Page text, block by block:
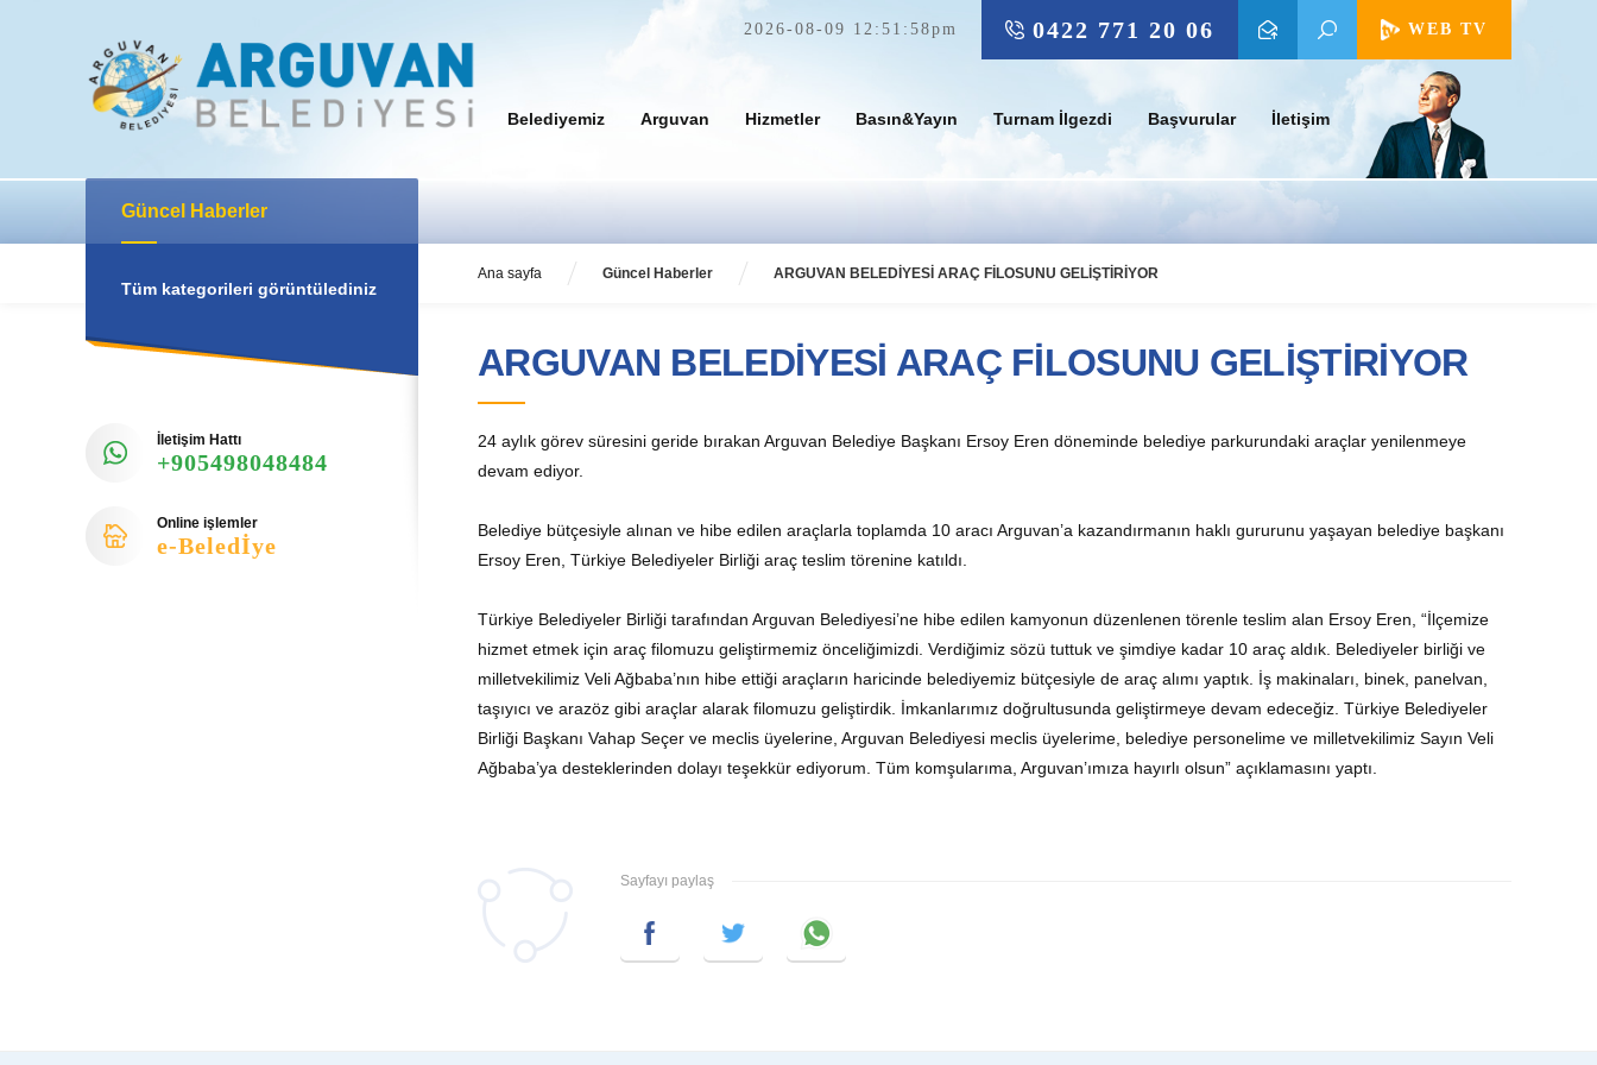
WEB TV
0422 771 20 06
2026-08-09 12:51:58pm
Belediyemiz Arguvan Hizmetler Basın&Yayın Turnam İlgezdi Başvurular İletişim
Ana sayfa Güncel Haberler ARGUVAN BELEDİYESİ ARAÇ FİLOSUNU GELİŞTİRİYOR
Güncel Haberler
Tüm kategorileri görüntülediniz
İletişim Hattı
+905498048484
Online işlemler
e-Beledİye
ARGUVAN BELEDİYESİ ARAÇ FİLOSUNU GELİŞTİRİYOR
24 aylık görev süresini geride bırakan Arguvan Belediye Başkanı Ersoy Eren döneminde belediye parkurundaki araçlar yenilenmeye
devam ediyor.
Belediye bütçesiyle alınan ve hibe edilen araçlarla toplamda 10 aracı Arguvan’a kazandırmanın haklı gururunu yaşayan belediye başkanı
Ersoy Eren, Türkiye Belediyeler Birliği araç teslim törenine katıldı.
Türkiye Belediyeler Birliği tarafından Arguvan Belediyesi’ne hibe edilen kamyonun düzenlenen törenle teslim alan Ersoy Eren, “İlçemize
hizmet etmek için araç filomuzu geliştirmemiz önceliğimizdi. Verdiğimiz sözü tuttuk ve şimdiye kadar 10 araç aldık. Belediyeler birliği ve
milletvekilimiz Veli Ağbaba’nın hibe ettiği araçların haricinde belediyemiz bütçesiyle de araç alımı yaptık. İş makinaları, binek, panelvan,
taşıyıcı ve arazöz gibi araçlar alarak filomuzu geliştirdik. İmkanlarımız doğrultusunda geliştirmeye devam edeceğiz. Türkiye Belediyeler
Birliği Başkanı Vahap Seçer ve meclis üyelerine, Arguvan Belediyesi meclis üyelerime, belediye personelime ve milletvekilimiz Sayın Veli
Ağbaba’ya desteklerinden dolayı teşekkür ediyorum. Tüm komşularıma, Arguvan’ımıza hayırlı olsun” açıklamasını yaptı.
Sayfayı paylaş